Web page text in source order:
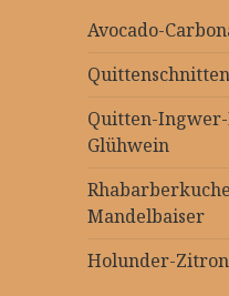
Avocado-
Quittenschnitten
Quitten-
Glühwein
Mandelbaiser
Holunder-